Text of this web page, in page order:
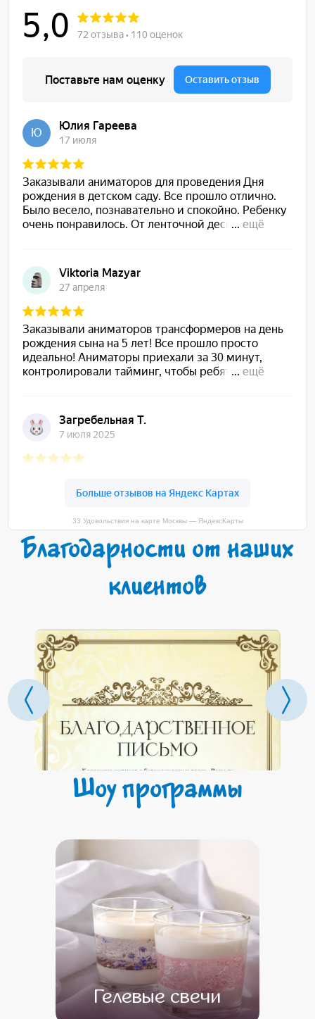
33 Удовольствия на карте Москвы — ЯндексКарты
Благодарности от наших
клиентов
Шоу программы
Гелевые свечи